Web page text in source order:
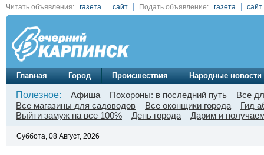
Читать объявления: газета сайт Подать объявление: газета сайт
Главная Город Происшествия Народные новости
Полезное: Афиша Похороны: в последний путь
Все
Все магазины для садоводов
Все оконщики города
Гид
Выйти замуж на все 100%
День города Дарим и
Суббота, 08 Август, 2026